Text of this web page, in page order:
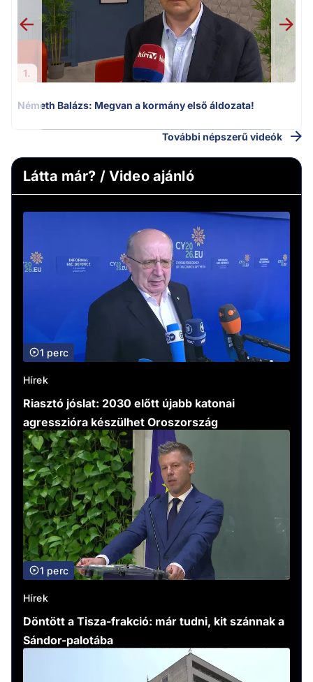
1.
Németh Balázs: Megvan a kormány első áldozata!
További népszerű videók
Látta már? / Video ajánló
1 perc
Hírek
Riasztó jóslat: 2030 előtt újabb katonai
agresszióra készülhet Oroszország
1 perc
Hírek
Döntött a Tisza-frakció: már tudni, kit szánnak a
Sándor-palotába